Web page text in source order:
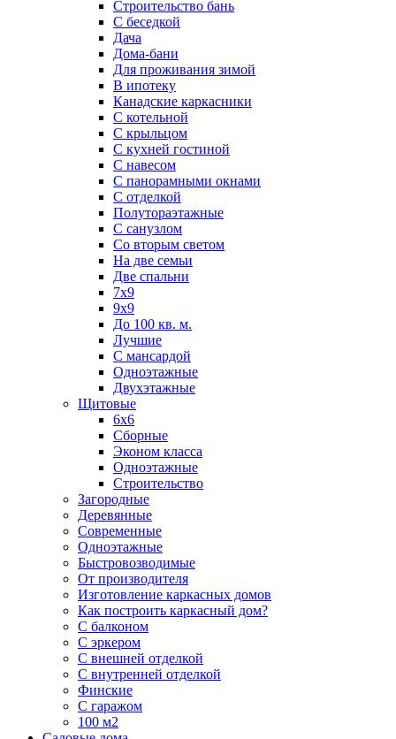
Строительство бань
С беседкой
Дача
Дома-бани
Для проживания зимой
В ипотеку
Канадские каркасники
С котельной
С крыльцом
С кухней гостиной
С навесом
С панорамными окнами
С отделкой
Полутораэтажные
С санузлом
Со вторым светом
На две семьи
Две спальни
7х9
9х9
До 100 кв. м.
Лучшие
С мансардой
Одноэтажные
Двухэтажные
Щитовые
6х6
Сборные
Эконом класса
Одноэтажные
Строительство
Загородные
Деревянные
Современные
Одноэтажные
Быстровозводимые
От производителя
Изготовление каркасных домов
Как построить каркасный дом?
С балконом
С эркером
С внешней отделкой
С внутренней отделкой
Финские
С гаражом
100 м2